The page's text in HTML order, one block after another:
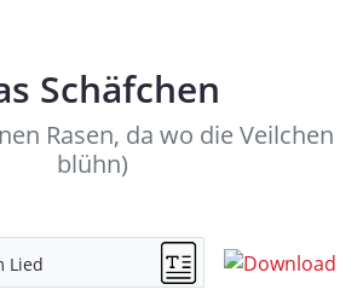
Schäfchen
Rasen, da wo die Veilchen
blühn)
Lied